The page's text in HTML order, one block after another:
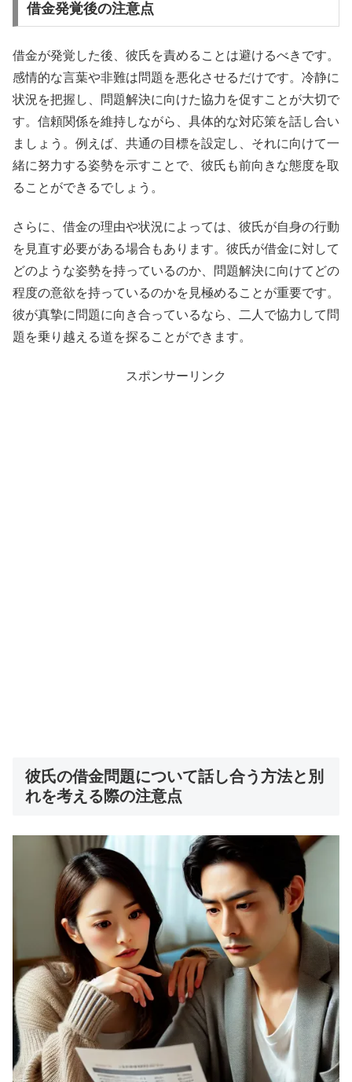
借金発覚後の注意点
借金が発覚した後、彼氏を責めることは避けるべきです。
感情的な言葉や非難は問題を悪化させるだけです。冷静に
状況を把握し、問題解決に向けた協力を促すことが大切で
す。信頼関係を維持しながら、具体的な対応策を話し合い
ましょう。例えば、共通の目標を設定し、それに向けて一
緒に努力する姿勢を示すことで、彼氏も前向きな態度を取
ることができるでしょう。
さらに、借金の理由や状況によっては、彼氏が自身の行動
を見直す必要がある場合もあります。彼氏が借金に対して
どのような姿勢を持っているのか、問題解決に向けてどの
程度の意欲を持っているのかを見極めることが重要です。
彼が真摯に問題に向き合っているなら、二人で協力して問
題を乗り越える道を探ることができます。
スポンサーリンク
彼氏の借金問題について話し合う方法と別
れを考える際の注意点